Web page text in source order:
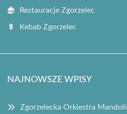
Restauracje Zgorzelec
Kebab Zgorzelec
NAJNOWSZE WPISY
Zgorzelecka Orkiestra